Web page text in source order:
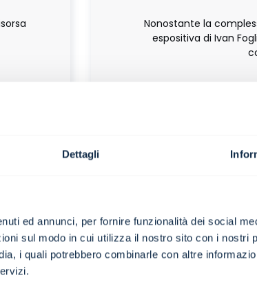
Dettagli
ed annunci, per fornire funzionalità dei social
sul modo in cui utilizza il nostro sito con i nostri
i quali potrebbero combinarle con altre
Nonostante la
espositiva di Ivan
La formazione
e quindi è determinante
tipo di attività! La